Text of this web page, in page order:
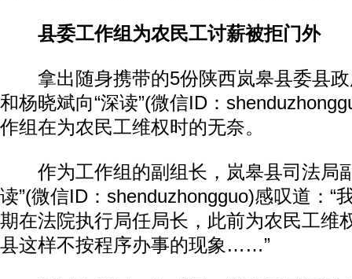
县委工作组为农民工讨薪被拒门外
拿出随身携带的5份陕西岚皋县委县政
和杨晓斌向“深读”(微信ID：
作组在为农民工维权时的无奈。
作为工作组的副组长，岚皋县司法局
读”(微信ID：shenduzhongguo)感叹道：“
期在法院执行局任局长，此前为农民工维
县这样不按程序办事的现象……”